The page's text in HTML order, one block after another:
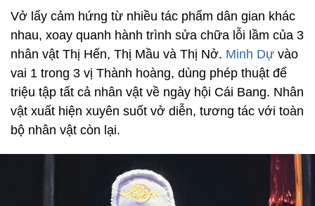
Vở lấy cảm hứng từ nhiều tác phẩm dân gian khác
nhau, xoay quanh hành trình sửa chữa lỗi lầm của 3
nhân vật Thị Hến, Thị Mầu và Thị Nở. Minh Dự vào
vai 1 trong 3 vị Thành hoàng, dùng phép thuật để
triệu tập tất cả nhân vật về ngày hội Cái Bang. Nhân
vật xuất hiện xuyên suốt vở diễn, tương tác với toàn
bộ nhân vật còn lại.